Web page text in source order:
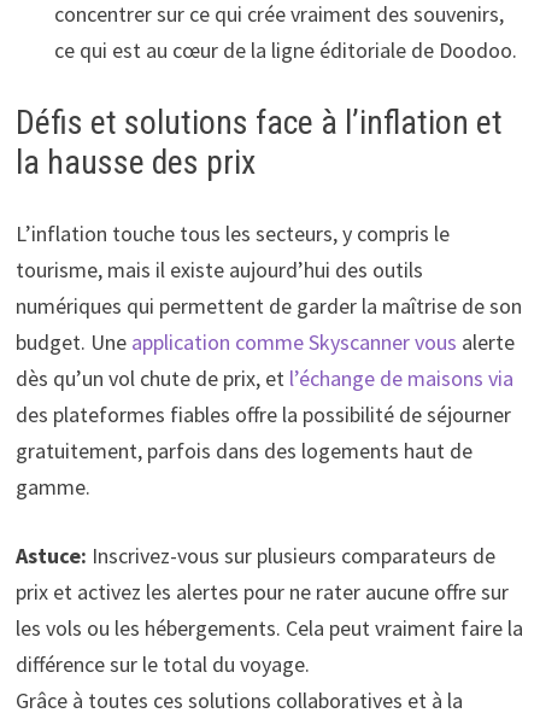
concentrer sur ce qui crée vraiment des souvenirs,
ce qui est au cœur de la ligne éditoriale de Doodoo.
Défis et solutions face à l’inflation et
la hausse des prix
L’inflation touche tous les secteurs, y compris le
tourisme, mais il existe aujourd’hui des outils
numériques qui permettent de garder la maîtrise de son
budget. Une application comme Skyscanner vous alerte
dès qu’un vol chute de prix, et l’échange de maisons via
des plateformes fiables offre la possibilité de séjourner
gratuitement, parfois dans des logements haut de
gamme.
Astuce: Inscrivez-vous sur plusieurs comparateurs de
prix et activez les alertes pour ne rater aucune offre sur
les vols ou les hébergements. Cela peut vraiment faire la
différence sur le total du voyage.
Grâce à toutes ces solutions collaboratives et à la